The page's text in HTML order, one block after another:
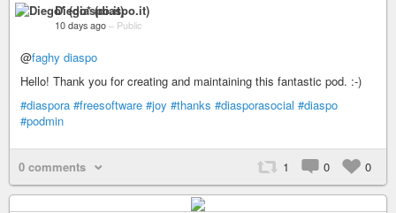
Diego* (diaspo.it)
10 days ago – Public
@faghy diaspo
Hello! Thank you for creating and maintaining this fantastic pod. :-)
#diaspora #freesoftware #joy #thanks #diasporasocial #diaspo
#podmin
0 comments 1 0 0